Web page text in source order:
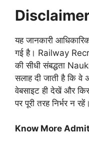
यह जानकारी
गई है। Railway
की सीधी संबद्धता
सलाह दी जाती है कि
वेबसाइट ही देखें और
पर पूरी तरह निर्भर न रहें।
Know More